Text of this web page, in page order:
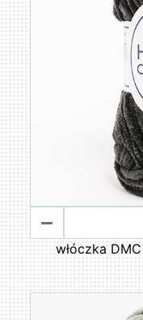
włóczka